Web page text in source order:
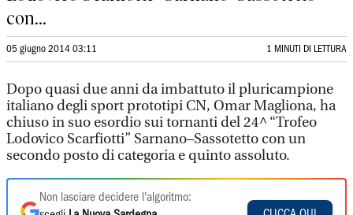
con...
05 giugno 2014 03:11 1 MINUTI DI LETTURA
Dopo quasi due anni da imbattuto il pluricampione
italiano degli sport prototipi CN, Omar Magliona, ha
chiuso in suo esordio sui tornanti del 24^ “Trofeo
Lodovico Scarfiotti” Sarnano–Sassotetto con un
secondo posto di categoria e quinto assoluto.
Non lasciare decidere l'algoritmo: